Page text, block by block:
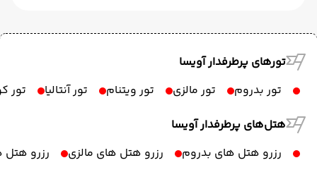
تورهای پرطرفدار آویسا
تور بدروم
تور مالزی تور ویتنام تور آنتالیا
تور
هتل‌های پرطرفدار آویسا
رزرو هتل های بدروم
رزرو هتل های مالزی رزرو هتل